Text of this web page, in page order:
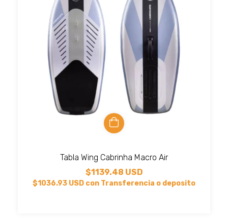
Tabla Wing Cabrinha Macro Air
$1139.48 USD
$1036.93 USD con Transferencia o deposito